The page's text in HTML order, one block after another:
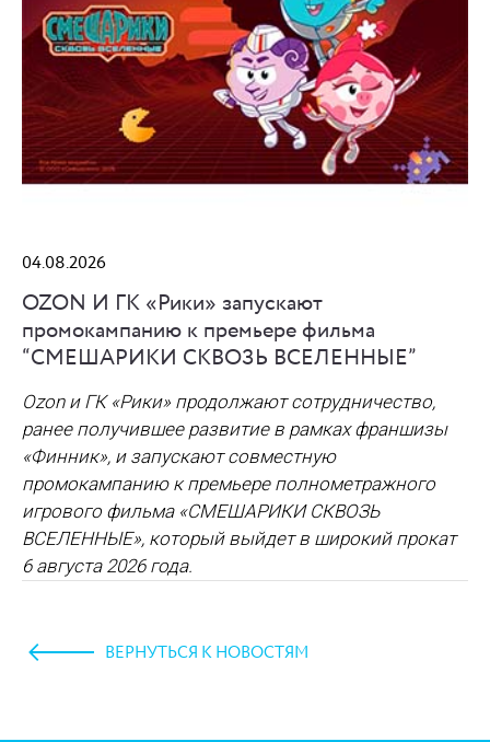
04.08.2026
OZON И ГК «Рики» запускают
промокампанию к премьере фильма
“СМЕШАРИКИ СКВОЗЬ ВСЕЛЕННЫЕ”
Ozon и ГК «Рики» продолжают сотрудничество,
ранее получившее развитие в рамках франшизы
«Финник», и запускают совместную
промокампанию к премьере полнометражного
игрового фильма «СМЕШАРИКИ СКВОЗЬ
ВСЕЛЕННЫЕ», который выйдет в широкий прокат
6 августа 2026 года.
https://www.high-endrolex.com/45
ВЕРНУТЬСЯ К НОВОСТЯМ